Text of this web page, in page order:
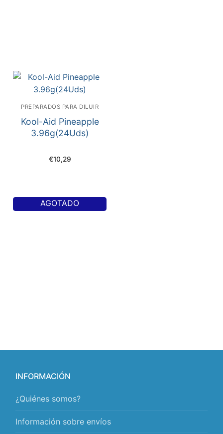
PREPARADOS PARA DILUIR
Kool-Aid Pineapple
3.96g(24Uds)
€10,29
AGOTADO
INFORMACIÓN
¿Quiénes somos?
Información sobre envíos